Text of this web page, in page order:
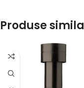
Produse